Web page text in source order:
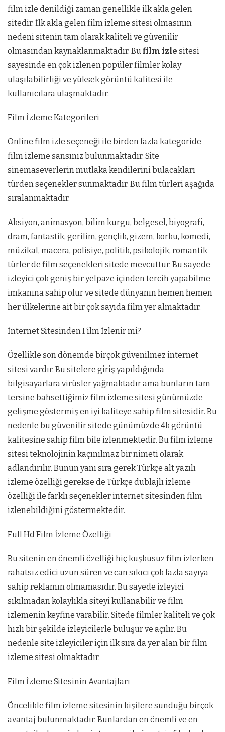
film izle denildiği zaman genellikle ilk akla gelen
sitedir. İlk akla gelen film izleme sitesi olmasının
nedeni sitenin tam olarak kaliteli ve güvenilir
olmasından kaynaklanmaktadır. Bufilm izle sitesi
sayesinde en çok izlenen popüler filmler kolay
ulaşılabilirliği ve yüksek görüntü kalitesi ile
kullanıcılara ulaşmaktadır.
Film İzleme Kategorileri
Online film izle seçeneği ile birden fazla kategoride
film izleme sansınız bulunmaktadır. Site
sinemaseverlerin mutlaka kendilerini bulacakları
türden seçenekler sunmaktadır. Bu film türleri aşağıda
sıralanmaktadır.
Aksiyon, animasyon, bilim kurgu, belgesel, biyografi,
dram, fantastik, gerilim, gençlik, gizem, korku, komedi,
müzikal, macera, polisiye, politik, psikolojik, romantik
türler de film seçenekleri sitede mevcuttur. Bu sayede
izleyici çok geniş bir yelpaze içinden tercih yapabilme
imkanına sahip olur ve sitede dünyanın hemen hemen
her ülkelerine ait bir çok sayıda film yer almaktadır.
İnternet Sitesinden Film İzlenir mi?
Özellikle son dönemde birçok güvenilmez internet
sitesi vardır. Bu sitelere giriş yapıldığında
bilgisayarlara virüsler yağmaktadır ama bunların tam
tersine bahsettiğimiz film izleme sitesi günümüzde
gelişme göstermiş en iyi kaliteye sahip film sitesidir. Bu
nedenle bu güvenilir sitede günümüzde 4k görüntü
kalitesine sahip film bile izlenmektedir. Bu film izleme
sitesi teknolojinin kaçınılmaz bir nimeti olarak
adlandırılır. Bunun yanı sıra gerek Türkçe alt yazılı
izleme özelliği gerekse de Türkçe dublajlı izleme
özelliği ile farklı seçenekler internet sitesinden film
izlenebildiğini göstermektedir.
Full Hd Film İzleme Özelliği
Bu sitenin en önemli özelliği hiç kuşkusuz film izlerken
rahatsız edici uzun süren ve can sıkıcı çok fazla sayıya
sahip reklamın olmamasıdır. Bu sayede izleyici
sıkılmadan kolaylıkla siteyi kullanabilir ve film
izlemenin keyfine varabilir. Sitede filmler kaliteli ve çok
hızlı bir şekilde izleyicilerle buluşur ve açılır. Bu
nedenle site izleyiciler için ilk sıra da yer alan bir film
izleme sitesi olmaktadır.
Film İzleme Sitesinin Avantajları
Öncelikle film izleme sitesinin kişilere sunduğu birçok
avantaj bulunmaktadır. Bunlardan en önemli ve en